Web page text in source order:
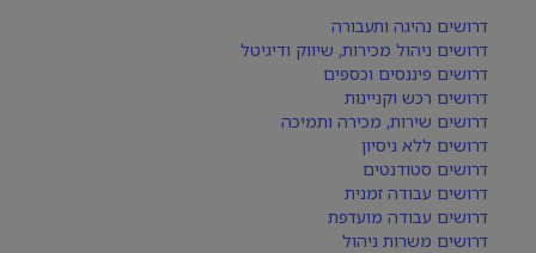
דרושים נהיגה ותעבורה
דרושים ניהול מכירות, שיווק ודיגיטל
דרושים פיננסים וכספים
דרושים רכש וקניינות
דרושים שירות, מכירה ותמיכה
דרושים ללא ניסיון
דרושים סטודנטים
דרושים עבודה זמנית
דרושים עבודה מועדפת
דרושים משרות ניהול